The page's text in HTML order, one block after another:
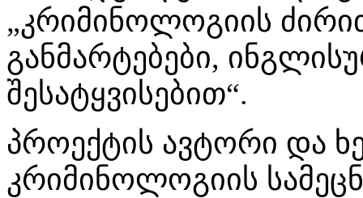
„კრიმინოლოგიის
განმარტებები,
შესატყვისებით“.
პროექტის ავტორი და
კრიმინოლოგიის